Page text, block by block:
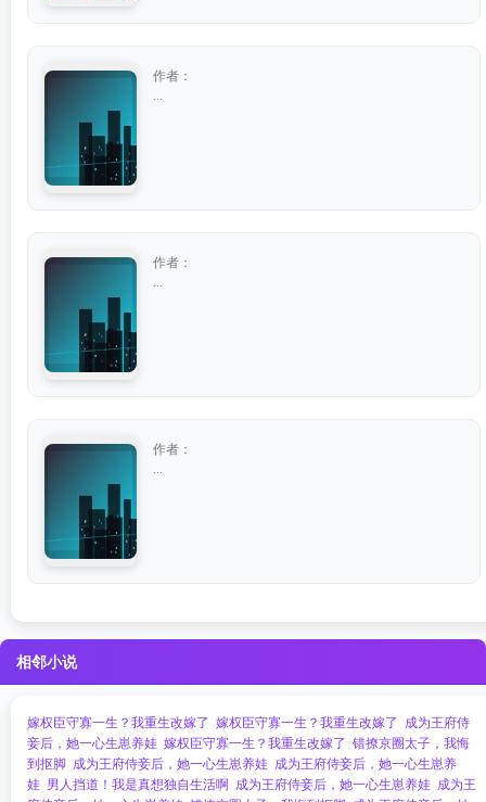
作者：
作者：
作者：
相邻小说
嫁权臣守寡一生？我重生改嫁了 嫁权臣守寡一生？我重生改嫁了 成为王府侍
妾后，她一心生崽养娃 嫁权臣守寡一生？我重生改嫁了 错撩京圈太子，我悔
到抠脚 成为王府侍妾后，她一心生崽养娃 成为王府侍妾后，她一心生崽养
娃 男人挡道！我是真想独自生活啊 成为王府侍妾后，她一心生崽养娃 成为王